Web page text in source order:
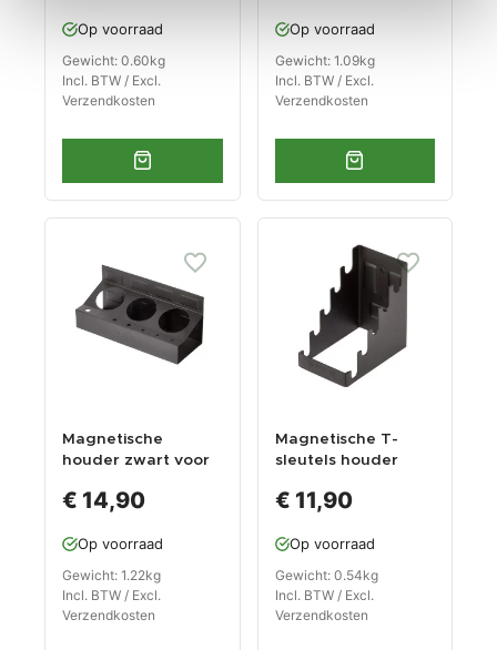
Op voorraad
Gewicht: 0.60kg
Incl. BTW / Excl.
Verzendkosten
Op voorraad
Gewicht: 1.09kg
Incl. BTW / Excl.
Verzendkosten
Magnetische
houder zwart voor
€ 14,90
Op voorraad
Gewicht: 1.22kg
Incl. BTW / Excl.
Verzendkosten
Magnetische T-
sleutels houder
€ 11,90
Op voorraad
Gewicht: 0.54kg
Incl. BTW / Excl.
Verzendkosten